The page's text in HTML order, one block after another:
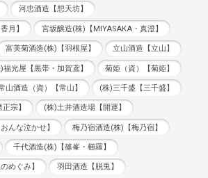
河忠酒造【想天坊】
月】 宮坂醸造(株)【MIYASAKA・真澄】
富美菊酒造(株)【羽根屋】 立山酒造【立山】
福光屋【黒帯・加賀鳶】 菊姫（資）【菊姫】
山酒造（資）【常山】 (株)三千盛【三千盛】
宗】 (株)土井酒造場【開運】
んな泣かせ】 梅乃宿酒造(株)【梅乃宿】
千代酒造(株)【篠峯・櫛羅】
めぐみ】 羽田酒造【脱兎】